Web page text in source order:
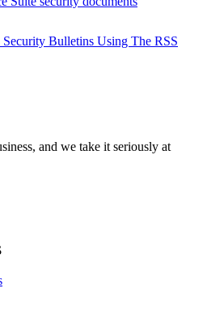
Bulletins Using The RSS
and we take it seriously at